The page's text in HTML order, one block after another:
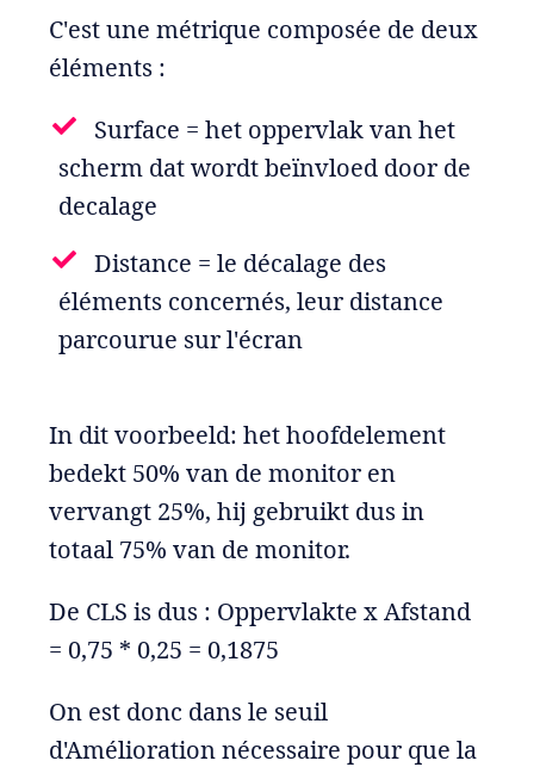
C'est une métrique composée de deux
éléments :
Surface = het oppervlak van het
scherm dat wordt beïnvloed door de
decalage
Distance = le décalage des
éléments concernés, leur distance
parcourue sur l'écran
In dit voorbeeld: het hoofdelement
bedekt 50% van de monitor en
vervangt 25%, hij gebruikt dus in
totaal 75% van de monitor.
De CLS is dus : Oppervlakte x Afstand
= 0,75 * 0,25 = 0,1875
On est donc dans le seuil
d'Amélioration nécessaire pour que la